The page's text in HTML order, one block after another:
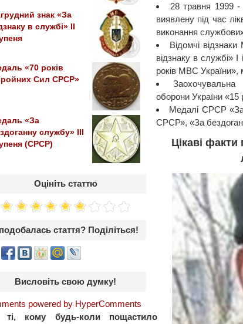
знак «За
в службі» IІ
«70 років
Сил СРСР»
«За
службу» III
(СРСР)
Оцініть статтю
стаття? Поділіться!
Висловіть свою думку!
powered by HyperComments
28 травня 1999 -
виявлену під час
виконання
Відомчі
відзнаку в службі»
років МВС України»,
Заохочувальна
оборони України «15
Медалі СРСР «За
СРСР», «За
Цікаві
ті, кому будь-коли пощастило